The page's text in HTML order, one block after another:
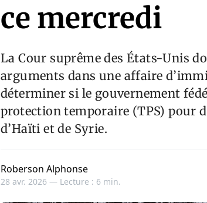
ce mercredi
La Cour suprême des États-Unis
arguments dans une affaire
déterminer si le gouvernement
protection temporaire (TPS) pour
d’Haïti et de Syrie.
Roberson Alphonse
28 avr. 2026 — Lecture : 6 min.